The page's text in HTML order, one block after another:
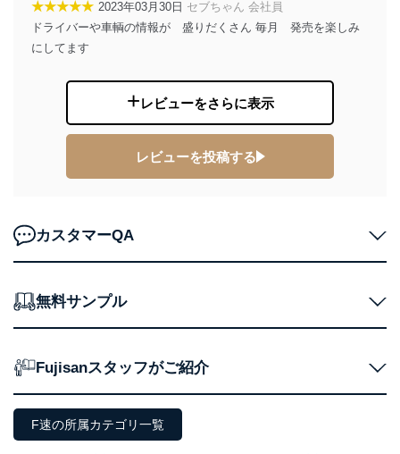
２．利用目的
個人情報の種類 利用目的
当社の定期購読サ
購入商品の配送のため
商品代金回収のため
ｅメール等による商品、サービ
ス、キャンペーン等の広告の案内
2
当社にお問合わせ
いただいた方の個
人情報
質向上のため
当社カスタマーQ＆
Aサービス利用者
の確認のため
ｅメール等によるカスタマーQ＆A
サイトのサービス内容のご案内の
ため
★★★★★ 2023年03月30日 セブちゃん 会社員
ドライバーや車輌の情報が 盛りだくさん 毎月 発売を楽しみ
にしてます
レビューをさらに表示
レビューを投稿する
カスタマーQA
無料サンプル
Fujisanスタッフがご紹介
F速の所属カテゴリ一覧